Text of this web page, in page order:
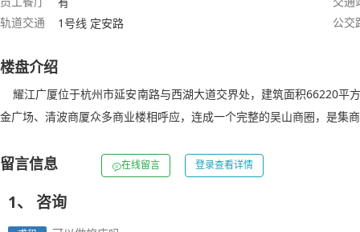
轨道交通
1号线 定安路 公交
楼盘介绍
耀江广厦位于杭州市延安南路与西湖大道交界处，建筑面积66220平
金广场、清波商厦众多商业楼相呼应，连成一个完整的吴山商圈，是集
留言信息 在线留言 登录查看详情
1、 咨询